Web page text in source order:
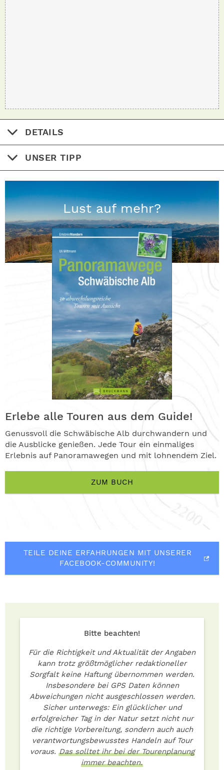
DETAILS
UNSER TIPP
Lust auf mehr?
Erlebe alle Touren aus dem Guide!
Genussvoll die Schwäbische Alb durchwandern und
die Ausblicke genießen. Jede Tour ein einmaliges
Erlebnis auf Panoramawegen und mit lohnendem Ziel.
ZUM BUCH
TEILE DEINE ERFAHRUNGEN MIT UNSERER
FACEBOOK-COMMUNITY!
Bitte beachten!
Für die Richtigkeit und Aktualität der Angaben
kann trotz größtmöglicher redaktioneller
Sorgfalt keine Haftung übernommen werden.
Insbesondere bei GPS Daten können
Abweichungen nicht ausgeschlossen werden.
Sicher unterwegs: Ein glücklicher und
erfolgreicher Tag in der Natur setzt nicht nur
die richtige Vorbereitung, sondern auch auch
verantwortungsbewusstes Handeln auf Tour
voraus. Das solltet ihr bei der Tourenplanung
immer beachten.